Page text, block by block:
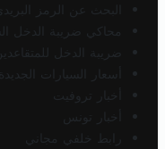
البحث عن الرمز
محاكي ضريبة الدخل
ضريبة الدخل
أسعار السيارات
أخبار تروفيت
أخبار تونس
رابط خلفي مجاني